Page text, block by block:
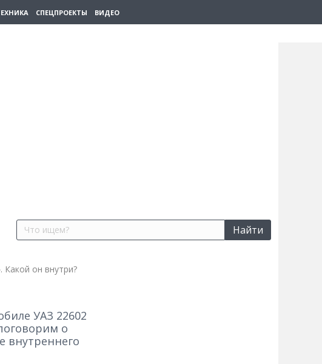
СПЕЦПРОЕКТЫ ВИДЕО
Найти
он внутри?
УАЗ 22602
о
внутреннего